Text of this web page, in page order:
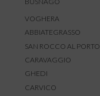
VOGHERA
ABBIATEGRASSO
SAN ROCCO AL PORTO
CARAVAGGIO
GHEDI
CARVICO